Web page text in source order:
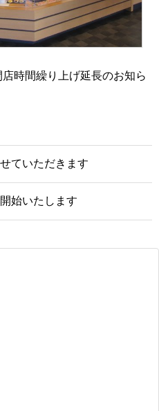
時間繰り上げ延長のお知ら
ていただきます
始いたします